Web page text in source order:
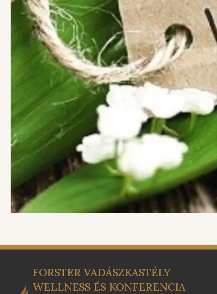
FORSTER VADÁSZKASTÉLY
WELLNESS ÉS KONFERENCIA